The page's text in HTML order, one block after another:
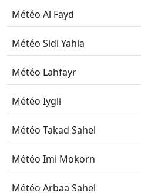
Météo Al Fayd
Météo Sidi Yahia
Météo Lahfayr
Météo Iygli
Météo Takad Sahel
Météo Imi Mokorn
Météo Arbaa Sahel